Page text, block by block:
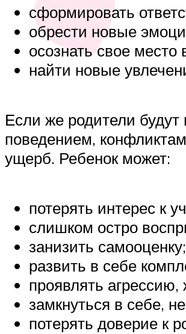
сформировать
обрести новые
осознать свое
найти новые
Если же родители
поведением,
ущерб. Ребенок может:
потерять интерес к
слишком остро
занизить самооценку;
развить в себе
проявлять агрессию,
замкнуться в себе,
потерять доверие к